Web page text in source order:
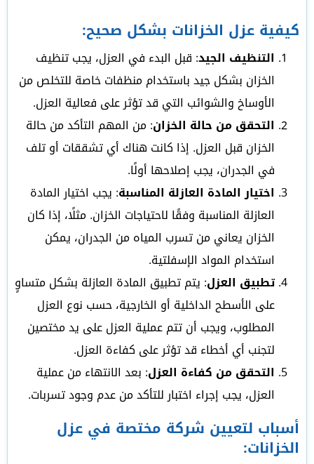
كيفية عزل الخزانات بشكل صحيح:
التنظيف الجيد: قبل البدء في العزل، يجب تنظيف
الخزان بشكل جيد باستخدام منظفات خاصة للتخلص من
الأوساخ والشوائب التي قد تؤثر على فعالية العزل.
التحقق من حالة الخزان: من المهم التأكد من حالة
الخزان قبل العزل. إذا كانت هناك أي تشققات أو تلف
في الجدران، يجب إصلاحها أولًا.
اختيار المادة العازلة المناسبة: يجب اختيار المادة
العازلة المناسبة وفقًا لاحتياجات الخزان. مثلًا، إذا كان
الخزان يعاني من تسرب المياه من الجدران، يمكن
استخدام المواد الإسفلتية.
تطبيق العزل: يتم تطبيق المادة العازلة بشكل متساوٍ
على الأسطح الداخلية أو الخارجية، حسب نوع العزل
المطلوب، ويجب أن تتم عملية العزل على يد مختصين
لتجنب أي أخطاء قد تؤثر على كفاءة العزل.
التحقق من كفاءة العزل: بعد الانتهاء من عملية
العزل، يجب إجراء اختبار للتأكد من عدم وجود تسربات.
أسباب لتعيين شركة مختصة في عزل
الخزانات: